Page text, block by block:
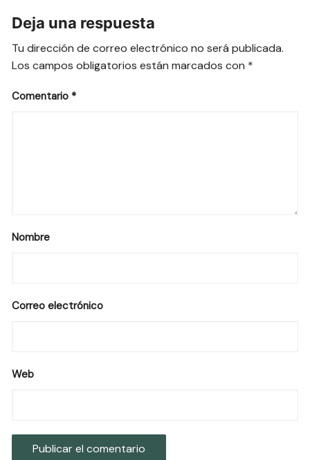
Deja una respuesta
Tu dirección de correo electrónico no será publicada.
Los campos obligatorios están marcados con *
Comentario *
Nombre
Correo electrónico
Web